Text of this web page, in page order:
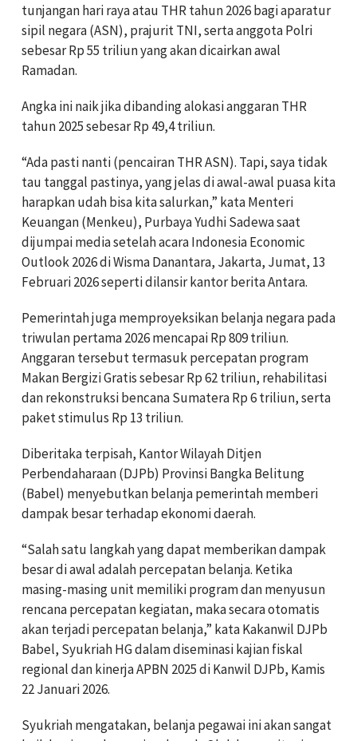
tunjangan hari raya atau THR tahun 2026 bagi aparatur
sipil negara (ASN), prajurit TNI, serta anggota Polri
sebesar Rp 55 triliun yang akan dicairkan awal
Ramadan.
Angka ini naik jika dibanding alokasi anggaran THR
tahun 2025 sebesar Rp 49,4 triliun.
“Ada pasti nanti (pencairan THR ASN). Tapi, saya tidak
tau tanggal pastinya, yang jelas di awal-awal puasa kita
harapkan udah bisa kita salurkan,” kata Menteri
Keuangan (Menkeu), Purbaya Yudhi Sadewa saat
dijumpai media setelah acara Indonesia Economic
Outlook 2026 di Wisma Danantara, Jakarta, Jumat, 13
Februari 2026 seperti dilansir kantor berita Antara.
Pemerintah juga memproyeksikan belanja negara pada
triwulan pertama 2026 mencapai Rp 809 triliun.
Anggaran tersebut termasuk percepatan program
Makan Bergizi Gratis sebesar Rp 62 triliun, rehabilitasi
dan rekonstruksi bencana Sumatera Rp 6 triliun, serta
paket stimulus Rp 13 triliun.
Diberitaka terpisah, Kantor Wilayah Ditjen
Perbendaharaan (DJPb) Provinsi Bangka Belitung
(Babel) menyebutkan belanja pemerintah memberi
dampak besar terhadap ekonomi daerah.
“Salah satu langkah yang dapat memberikan dampak
besar di awal adalah percepatan belanja. Ketika
masing-masing unit memiliki program dan menyusun
rencana percepatan kegiatan, maka secara otomatis
akan terjadi percepatan belanja,” kata Kakanwil DJPb
Babel, Syukriah HG dalam diseminasi kajian fiskal
regional dan kinerja APBN 2025 di Kanwil DJPb, Kamis
22 Januari 2026.
Syukriah mengatakan, belanja pegawai ini akan sangat